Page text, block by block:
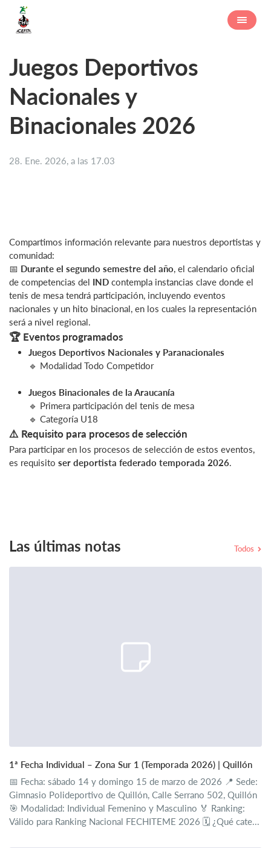
Juegos Deportivos
Nacionales y
Binacionales 2026
28. Ene. 2026, a las 17.03
Compartimos información relevante para nuestros deportistas y
comunidad:
📅 Durante el segundo semestre del año, el calendario oficial
de competencias del IND contempla instancias clave donde el
tenis de mesa tendrá participación, incluyendo eventos
nacionales y un hito binacional, en los cuales la representación
será a nivel regional.
🏆 Eventos programados
Juegos Deportivos Nacionales y Paranacionales
🔹 Modalidad Todo Competidor
Juegos Binacionales de la Araucanía
🔹 Primera participación del tenis de mesa
🔹 Categoría U18
⚠️ Requisito para procesos de selección
Para participar en los procesos de selección de estos eventos,
es requisito ser deportista federado temporada 2026.
Las últimas notas Todos
1ª Fecha Individual – Zona Sur 1 (Temporada 2026) | Quillón
📅 Fecha: sábado 14 y domingo 15 de marzo de 2026 📍 Sede:
Gimnasio Polideportivo de Quillón, Calle Serrano 502, Quillón
🎯 Modalidad: Individual Femenino y Masculino 🏅 Ranking:
Válido para Ranking Nacional FECHITEME 2026 🗓️ ¿Qué cate...